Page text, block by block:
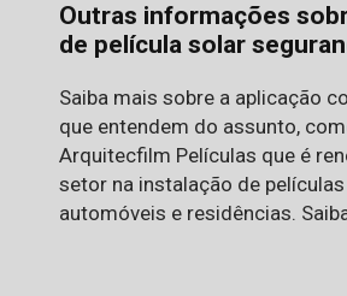
Outras informações
de película solar
Saiba mais sobre a aplicação
que entendem do assunto,
Arquitecfilm Películas que é
setor na instalação de
automóveis e residências.